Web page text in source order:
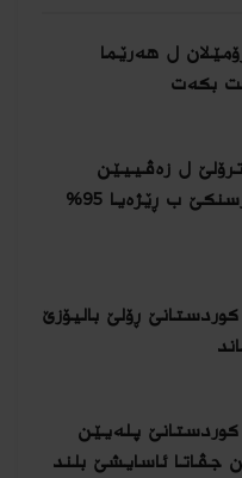
ل هەرێما
بكەت
ل زه‌ڤییێن
ئەترووشێ و سەرسنكێ ب ڕێژەیا 95%
ڕۆلێ بالیۆزێ
پلەیێن
جڤاتا ئاسایشێ بلند